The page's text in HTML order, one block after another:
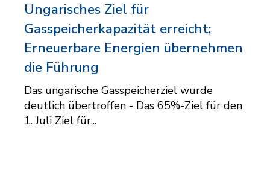
Ungarisches Ziel für
Gasspeicherkapazität erreicht;
Erneuerbare Energien übernehmen
die Führung
Das ungarische Gasspeicherziel wurde
deutlich übertroffen - Das 65%-Ziel für den
1. Juli Ziel für...